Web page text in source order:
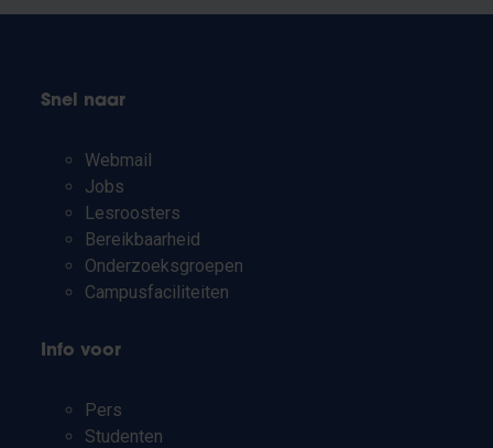
Snel naar
Webmail
Jobs
Lesroosters
Bereikbaarheid
Onderzoeksgroepen
Campusfaciliteiten
Info voor
Pers
Studenten